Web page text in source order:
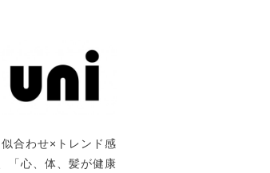
合わせ×トレンド感
「心、体、髪が健康